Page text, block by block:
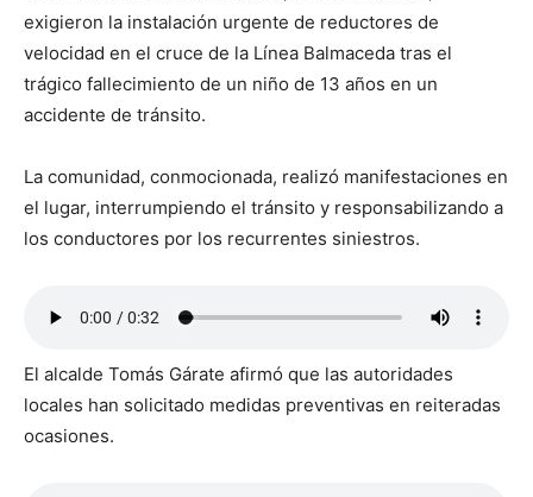
exigieron la instalación urgente de reductores de
velocidad en el cruce de la Línea Balmaceda tras el
trágico fallecimiento de un niño de 13 años en un
accidente de tránsito.
La comunidad, conmocionada, realizó manifestaciones en
el lugar, interrumpiendo el tránsito y responsabilizando a
los conductores por los recurrentes siniestros.
El alcalde Tomás Gárate afirmó que las autoridades
locales han solicitado medidas preventivas en reiteradas
ocasiones.